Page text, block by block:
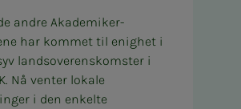
andre Akademiker-
har kommet til enighet i
landsoverenskomster i
Nå venter lokale
i den enkelte